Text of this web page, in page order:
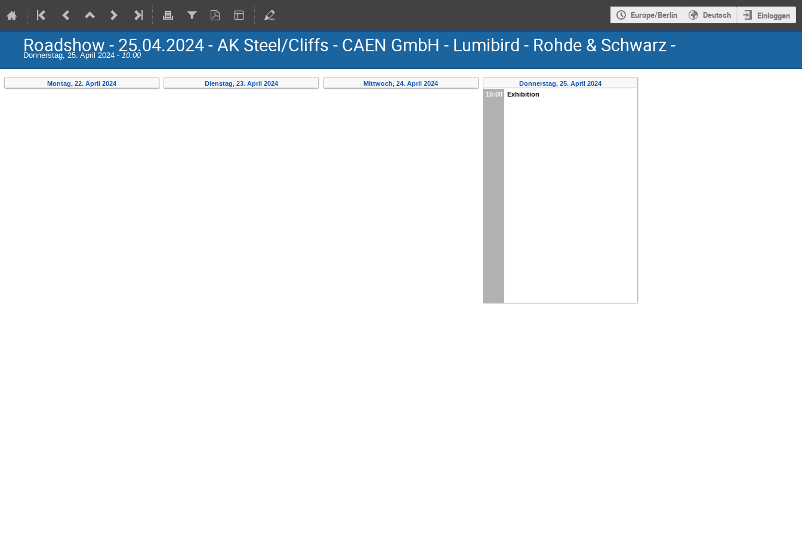
Europe/Berlin Deutsch Einloggen
Roadshow - 25.04.2024 - AK Steel/Cliffs - CAEN GmbH - Lumibird - Rohde & Schwarz -
Donnerstag, 25. April 2024 - 10:00
Montag, 22. April 2024 Dienstag, 23. April 2024 Mittwoch, 24. April 2024
Donnerstag, 25. April 2024
10:00
Exhibition